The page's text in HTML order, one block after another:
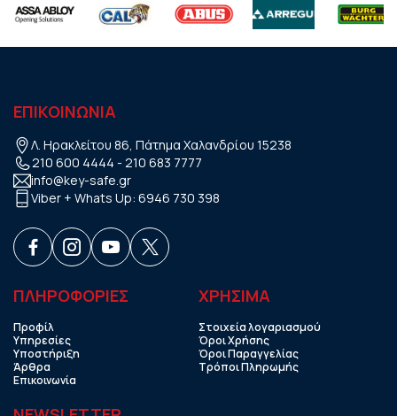
ΕΠΙΚΟΙΝΩΝΙΑ
Λ. Ηρακλείτου 86, Πάτημα Χαλανδρίου 15238
210 600 4444 - 210 683 7777
info@key-safe.gr
Viber + Whats Up: 6946 730 398
ΠΛΗΡΟΦΟΡΙΕΣ
Προφίλ
Υπηρεσίες
Υποστήριξη
Άρθρα
Επικοινωνία
ΧΡHΣΙΜΑ
Στοιχεία λογαριασμού
Όροι Χρήσης
Όροι Παραγγελίας
Τρόποι Πληρωμής